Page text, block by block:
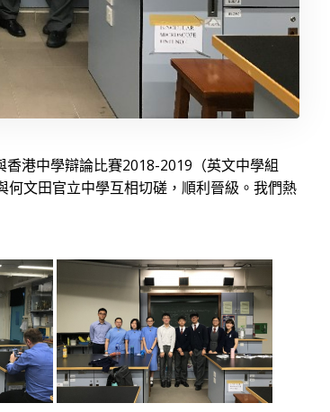
港中學辯論比賽2018-2019（英文中學組
文田官立中學互相切磋，順利晉級。我們熱